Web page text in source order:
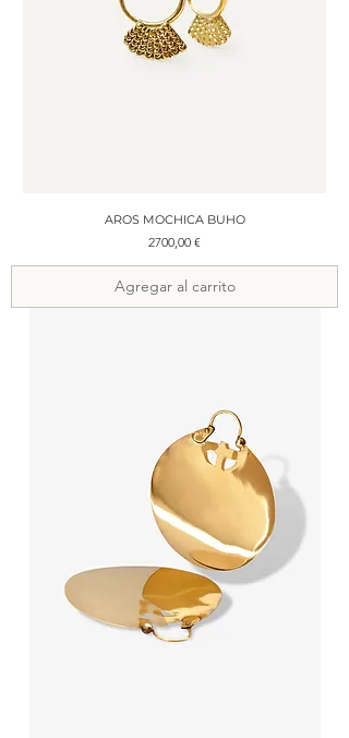
AROS MOCHICA BUHO
Precio
2700,00 €
Agregar al carrito